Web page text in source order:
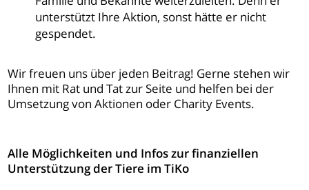
unterstützt Ihre Aktion, sonst hätte er nicht
gespendet.
Wir freuen uns über jeden Beitrag! Gerne stehen wir
Ihnen mit Rat und Tat zur Seite und helfen bei der
Umsetzung von Aktionen oder Charity Events.
Alle Möglichkeiten und Infos zur finanziellen
Unterstützung der Tiere im TiKo